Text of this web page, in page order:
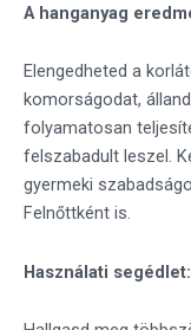
A hanganyag
Elengedheted a
komorságodat,
folyamatosan
felszabadult leszel.
gyermeki
Felnőttként is.
Használati segédlet: